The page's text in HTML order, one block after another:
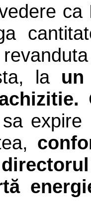
la
sa